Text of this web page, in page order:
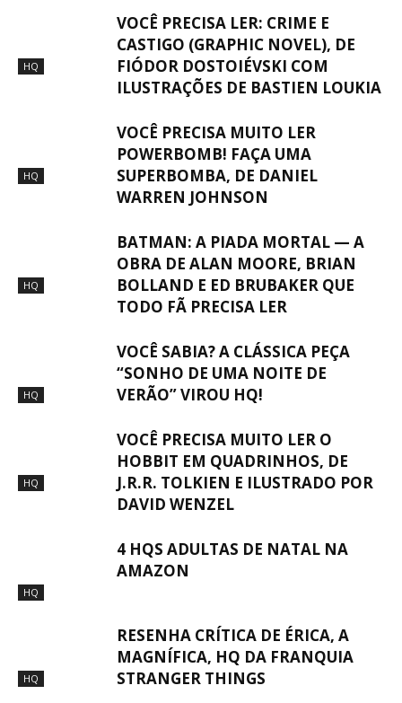
HQ
VOCÊ PRECISA LER: CRIME E
CASTIGO (GRAPHIC NOVEL), DE
FIÓDOR DOSTOIÉVSKI COM
ILUSTRAÇÕES DE BASTIEN LOUKIA
HQ
VOCÊ PRECISA MUITO LER
POWERBOMB! FAÇA UMA
SUPERBOMBA, DE DANIEL
WARREN JOHNSON
HQ
BATMAN: A PIADA MORTAL — A
OBRA DE ALAN MOORE, BRIAN
BOLLAND E ED BRUBAKER QUE
TODO FÃ PRECISA LER
HQ
VOCÊ SABIA? A CLÁSSICA PEÇA
“SONHO DE UMA NOITE DE
VERÃO” VIROU HQ!
HQ
VOCÊ PRECISA MUITO LER O
HOBBIT EM QUADRINHOS, DE
J.R.R. TOLKIEN E ILUSTRADO POR
DAVID WENZEL
HQ
4 HQS ADULTAS DE NATAL NA
AMAZON
HQ
RESENHA CRÍTICA DE ÉRICA, A
MAGNÍFICA, HQ DA FRANQUIA
STRANGER THINGS